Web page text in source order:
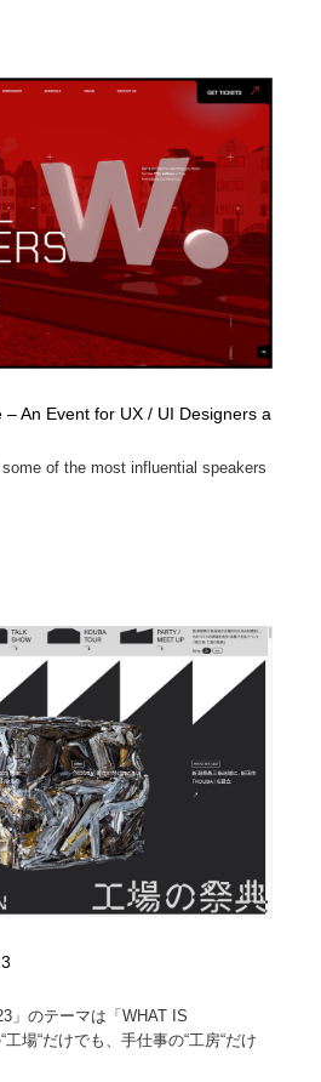
An Event for UX / UI Designers a
of the most influential speakers
」のテーマは「WHAT IS
場“だけでも、手仕事の“工房“だけ